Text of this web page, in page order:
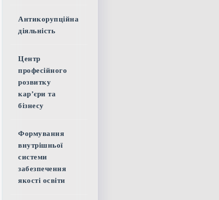
Антикорупційна
діяльність
Центр
професійного
розвитку
кар’єри та
бізнесу
Формування
внутрішньої
системи
забезпечення
якості освіти